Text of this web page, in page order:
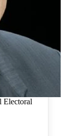
Electoral